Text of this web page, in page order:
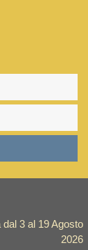
3 al 19 Agosto
2026